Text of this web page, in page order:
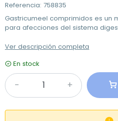
Referencia: 758835
Gastricumeel comprimidos es un
para afecciones del sistema
Ver descripción completa
En stock